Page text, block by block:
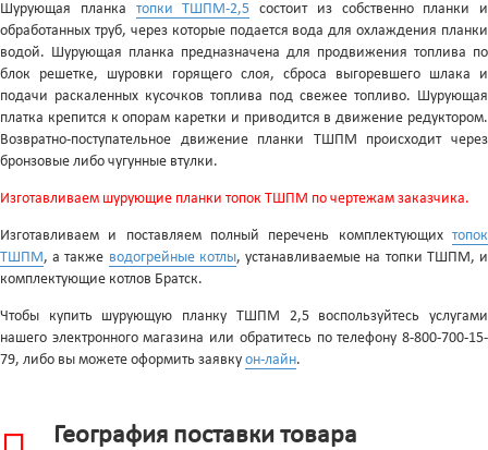
Шурующая планка топки ТШПМ-2,5 состоит из собственно планки и
обработанных труб, через которые подается вода для охлаждения планки
водой. Шурующая планка предназначена для продвижения топлива по
блок решетке, шуровки горящего слоя, сброса выгоревшего шлака и
подачи раскаленных кусочков топлива под свежее топливо. Шурующая
платка крепится к опорам каретки и приводится в движение редуктором.
Возвратно-поступательное движение планки ТШПМ происходит через
бронзовые либо чугунные втулки.
Изготавливаем шурующие планки топок ТШПМ по чертежам заказчика.
Изготавливаем и поставляем полный перечень комплектующих топок
ТШПМ, а также водогрейные котлы, устанавливаемые на топки ТШПМ, и
комплектующие котлов Братск.
Чтобы купить шурующую планку ТШПМ 2,5 воспользуйтесь услугами
нашего электронного магазина или обратитесь по телефону 8-800-700-15-
79, либо вы можете оформить заявку он-лайн.
География поставки товара